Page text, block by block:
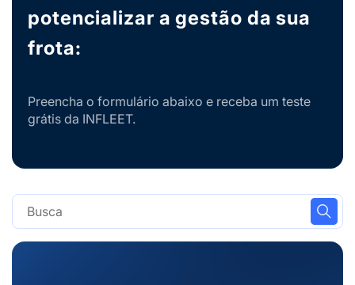
potencializar a gestão da sua
frota:
Preencha o formulário abaixo e receba um teste
grátis da INFLEET.